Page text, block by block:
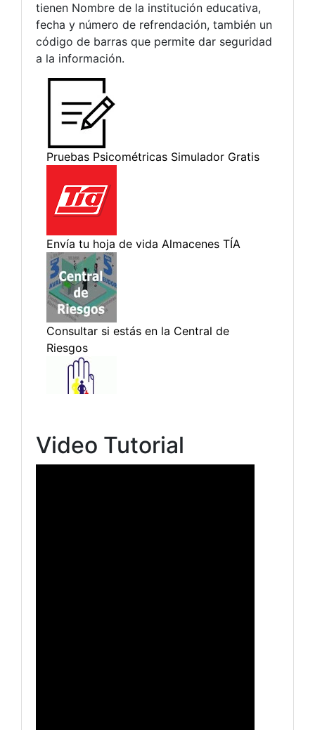
tienen Nombre de la institución educativa,
fecha y número de refrendación, también un
código de barras que permite dar seguridad
a la información.
Video Tutorial